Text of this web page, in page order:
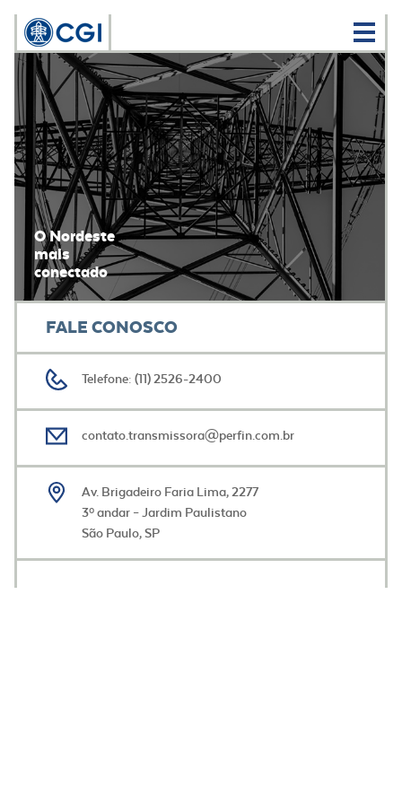
O Nordeste
mais
conectado
FALE CONOSCO
Telefone: (11) 2526-2400
contato.transmissora@perfin.com.br
Av. Brigadeiro Faria Lima, 2277
3º andar – Jardim Paulistano
São Paulo, SP